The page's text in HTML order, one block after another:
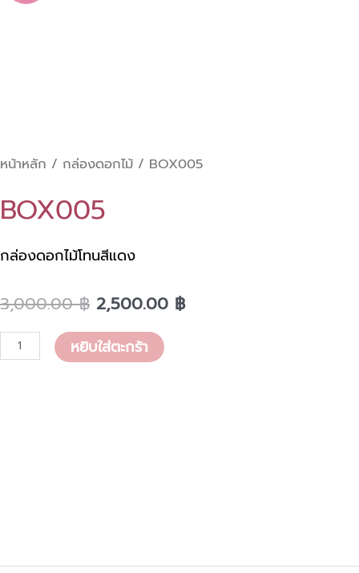
หน้าหลัก / กล่องดอกไม้ / BOX005
BOX005
กล่องดอกไม้โทนสีแดง
3,000.00฿ 2,500.00 ฿
หยิบใส่ตะกร้า